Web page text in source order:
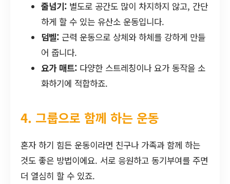
줄넘기: 별도로 공간도 많이 차지하지 않고, 간단
하게 할 수 있는 유산소 운동입니다.
덤벨: 근력 운동으로 상체와 하체를 강하게 만들
어 줍니다.
요가 매트: 다양한 스트레칭이나 요가 동작을 소
화하기에 적합하죠.
4. 그룹으로 함께 하는 운동
혼자 하기 힘든 운동이라면 친구나 가족과 함께 하는
것도 좋은 방법이에요. 서로 응원하고 동기부여를 주면
더 열심히 할 수 있죠.